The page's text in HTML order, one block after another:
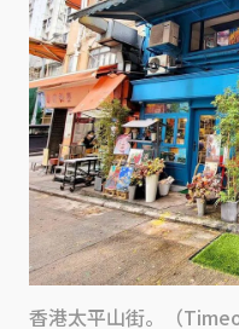
香港太平山街。（